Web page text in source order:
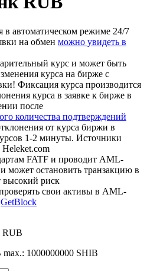
в автоматическом режиме 24/7
на обмен можно увидеть в
курс и может быть
курса на бирже с
Фиксация курса производится
курса в заявке к бирже в
после
количества подтверждений
от курса биржи в
1-2 минуты. Источники
FATF и проводит AML-
может остановить транзакцию в
высокий риск
свои активы в AML-
GetBlock
RUB
max.: 1000000000 SHIB